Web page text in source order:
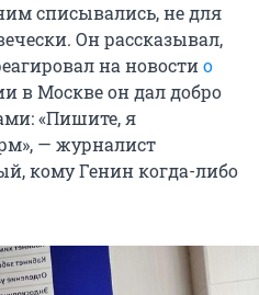
списывались, не для
Он рассказывал,
на новостио
в Москве он дал добро
«Пишите, я
— журналист
кому Генин когда-либо